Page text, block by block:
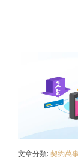
文章分類: 契約萬